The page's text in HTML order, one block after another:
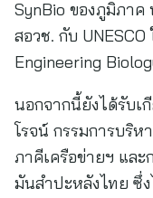
SynBio ของภูมิภาค
สอวช. กับ
Engineering
นอกจากนี้ยังได้รับเ
โรจน์ กรรมการบริห
ภาคีเครือข่ายฯ และ
มันสำปะหลังไทย ซึ่